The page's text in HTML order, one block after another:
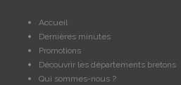
Accueil
Dernières minutes
Promotions
Découvrir les départements bretons
Qui sommes-nous ?